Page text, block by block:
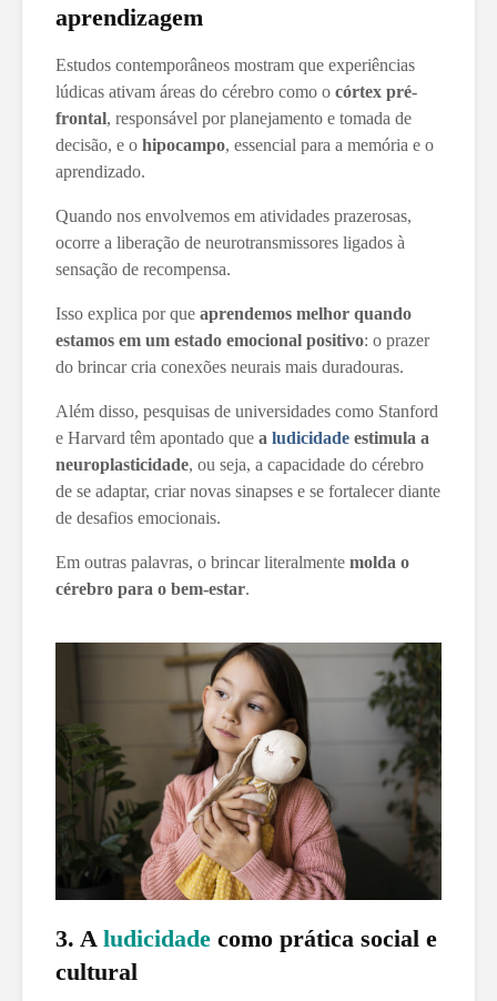
aprendizagem
Estudos contemporâneos mostram que experiências
lúdicas ativam áreas do cérebro como o córtex pré-
frontal, responsável por planejamento e tomada de
decisão, e o hipocampo, essencial para a memória e o
aprendizado.
Quando nos envolvemos em atividades prazerosas,
ocorre a liberação de neurotransmissores ligados à
sensação de recompensa.
Isso explica por que aprendemos melhor quando
estamos em um estado emocional positivo: o prazer
do brincar cria conexões neurais mais duradouras.
Além disso, pesquisas de universidades como Stanford
e Harvard têm apontado que a ludicidade estimula a
neuroplasticidade, ou seja, a capacidade do cérebro
de se adaptar, criar novas sinapses e se fortalecer diante
de desafios emocionais.
Em outras palavras, o brincar literalmente molda o
cérebro para o bem-estar.
3. A ludicidade como prática social e
cultural